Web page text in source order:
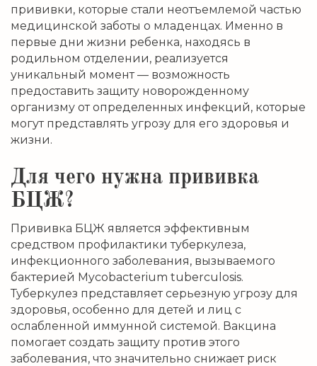
прививки, которые стали неотъемлемой частью
медицинской заботы о младенцах. Именно в
первые дни жизни ребенка, находясь в
родильном отделении, реализуется
уникальный момент — возможность
предоставить защиту новорожденному
организму от определенных инфекций, которые
могут представлять угрозу для его здоровья и
жизни.
Для чего нужна прививка
БЦЖ?
Прививка БЦЖ является эффективным
средством профилактики туберкулеза,
инфекционного заболевания, вызываемого
бактерией Mycobacterium tuberculosis.
Туберкулез представляет серьезную угрозу для
здоровья, особенно для детей и лиц с
ослабленной иммунной системой. Вакцина
помогает создать защиту против этого
заболевания, что значительно снижает риск